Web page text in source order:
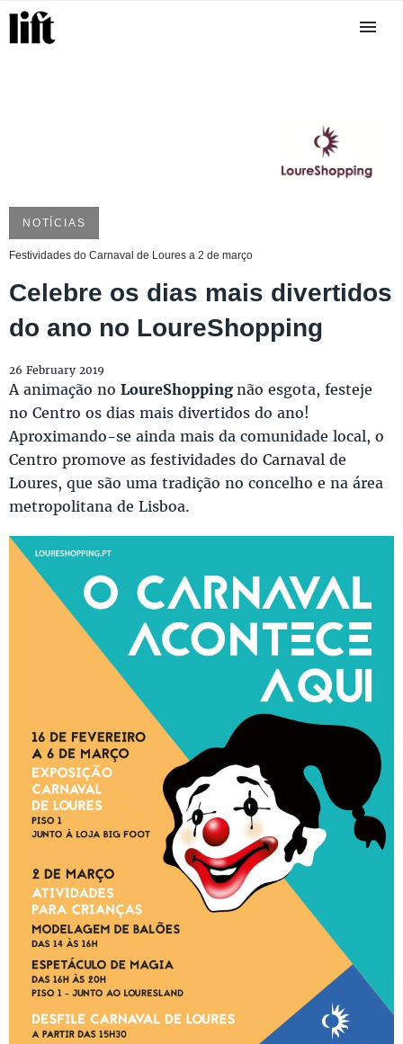
NOTÍCIAS
Festividades do Carnaval de Loures a 2 de março
Celebre os dias mais divertidos
do ano no LoureShopping
26 February 2019
A animação no LoureShoppingnão esgota, festeje
no Centro os dias mais divertidos do ano!
Aproximando-se ainda mais da comunidade local, o
Centro promove as festividades do Carnaval de
Loures, que são uma tradição no concelho e na área
metropolitana de Lisboa.